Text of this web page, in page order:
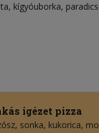
kígyóuborka
igézet pizza
sonka kukorica